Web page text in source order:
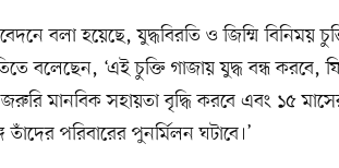
বলা হয়েছে, যুদ্ধবিরতি ও জিম্মি বিনিময়
বলেছেন, ‘এই চুক্তি গাজায় যুদ্ধ বন্ধ করবে,
মানবিক সহায়তা বৃদ্ধি করবে এবং ১৫
তাঁদের পরিবারের পুনর্মিলন ঘটাবে।’